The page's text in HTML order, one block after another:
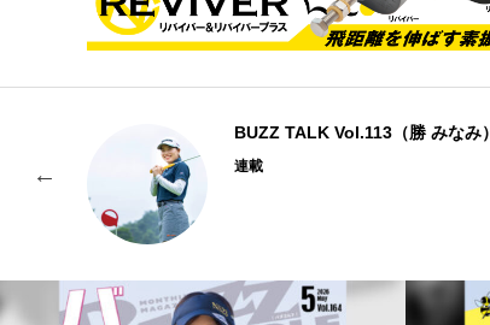
BUZZ TALK Vol.113（勝 みなみ）
連載